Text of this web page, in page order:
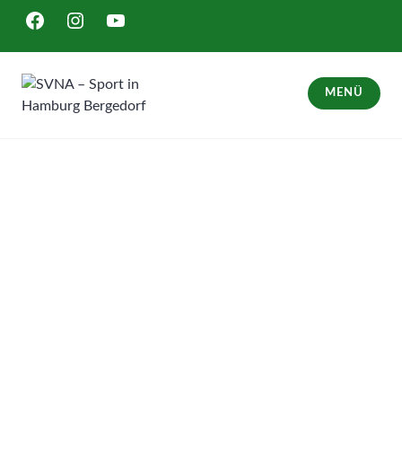
Inhalt
springen
FACEBOOKINSTAGRAM
YOUTUBE
MENÜ